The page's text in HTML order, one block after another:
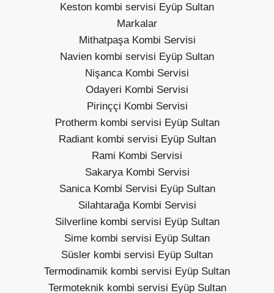
Keston kombi servisi Eyüp Sultan
Markalar
Mithatpaşa Kombi Servisi
Navien kombi servisi Eyüp Sultan
Nişanca Kombi Servisi
Odayeri Kombi Servisi
Pirinççi Kombi Servisi
Protherm kombi servisi Eyüp Sultan
Radiant kombi servisi Eyüp Sultan
Rami Kombi Servisi
Sakarya Kombi Servisi
Sanica Kombi Servisi Eyüp Sultan
Silahtarağa Kombi Servisi
Silverline kombi servisi Eyüp Sultan
Sime kombi servisi Eyüp Sultan
Süsler kombi servisi Eyüp Sultan
Termodinamik kombi servisi Eyüp Sultan
Termoteknik kombi servisi Eyüp Sultan